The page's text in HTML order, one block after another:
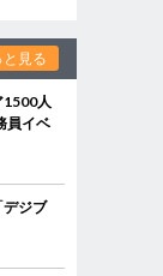
と見る
1500人
員イベ
ジブ